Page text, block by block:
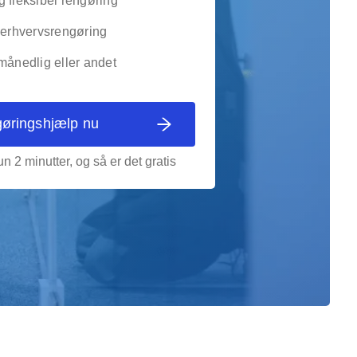
eller andet
nu
2 minutter, og så er det gratis